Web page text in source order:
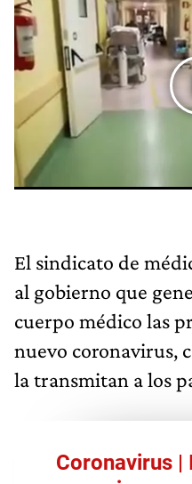
El sindicato de
al gobierno que
cuerpo médico las
nuevo coronavirus,
la transmitan a los
Coronavirus |